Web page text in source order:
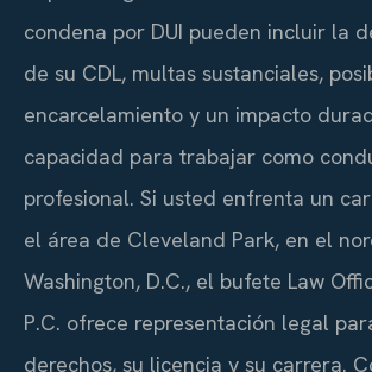
condena por DUI pueden incluir la
de su CDL, multas sustanciales,
encarcelamiento y un impacto
capacidad para trabajar como
profesional. Si usted enfrenta un
el área de Cleveland Park, en el
Washington, D.C., el bufete Law
P.C. ofrece representación legal
derechos, su licencia y su carrera.